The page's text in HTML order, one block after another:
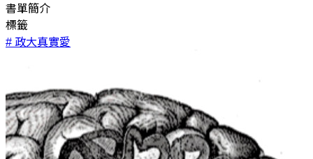
書單簡介
標籤
# 政大真實愛